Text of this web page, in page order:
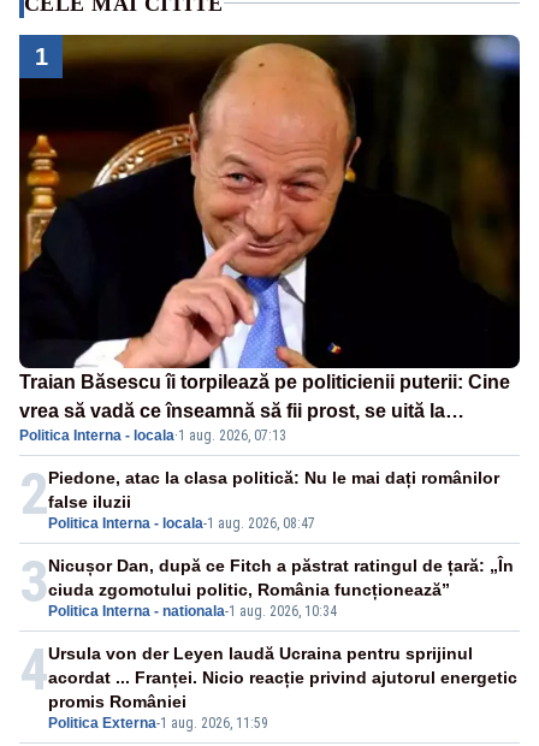
1
Traian Băsescu îi torpilează pe politicienii puterii: Cine
vrea să vadă ce înseamnă să fii prost, se uită la
România
Politica Interna - locala·1 aug. 2026, 07:13
2 Politica Interna - locala-1 aug. 2026, 08:47
Piedone, atac la clasa politică: Nu le mai dați românilor
false iluzii
3 Politica Interna - nationala-1 aug. 2026, 10:34
Nicușor Dan, după ce Fitch a păstrat ratingul de țară: „În
ciuda zgomotului politic, România funcționează”
4
Politica Externa-1 aug. 2026, 11:59
Ursula von der Leyen laudă Ucraina pentru sprijinul
acordat ... Franței. Nicio reacție privind ajutorul energetic
promis României